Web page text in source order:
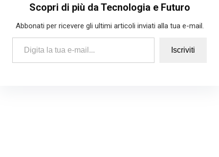
Scopri di più da Tecnologia e Futuro
Abbonati per ricevere gli ultimi articoli inviati alla tua e-mail.
Digita la tua e-mail...
Iscriviti